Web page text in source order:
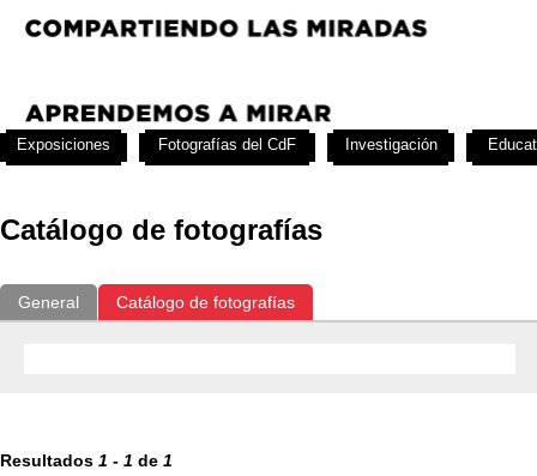
Catálogo de fotografías
General Catálogo de fotografías
Resultados 1 - 1 de 1
Exposiciones Fotografías del CdF Investigación